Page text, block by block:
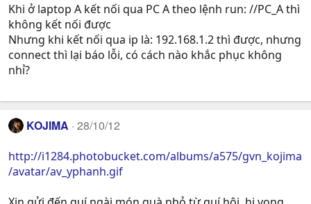
Khi ở laptop A kết nối qua PC A theo lệnh run: //PC_A thì
không kết nối được
Nhưng khi kết nối qua ip là: 192.168.1.2 thì được, nhưng
connect thì lại báo lỗi, có cách nào khắc phục không
nhỉ?
KOJIMA 28/10/12
http://i1284.photobucket.com/albums/a575/gvn_kojima
/avatar/av_yphanh.gif